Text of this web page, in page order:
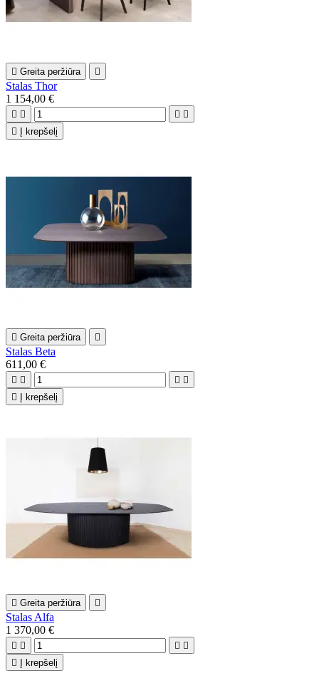
 Greita peržiūra 
Stalas Thor
1 154,00 €
   

Į krepšelį
 Greita peržiūra 
Stalas Beta
611,00 €
   

Į krepšelį
 Greita peržiūra 
Stalas Alfa
1 370,00 €
   

Į krepšelį